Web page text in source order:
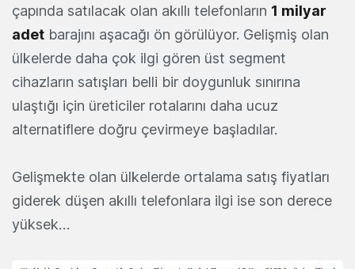
çapında satılacak olan akıllı telefonların 1 milyar
adet barajını aşacağı ön görülüyor. Gelişmiş olan
ülkelerde daha çok ilgi gören üst segment
cihazların satışları belli bir doygunluk sınırına
ulaştığı için üreticiler rotalarını daha ucuz
alternatiflere doğru çevirmeye başladılar.
Gelişmekte olan ülkelerde ortalama satış fiyatları
giderek düşen akıllı telefonlara ilgi ise son derece
yüksek…